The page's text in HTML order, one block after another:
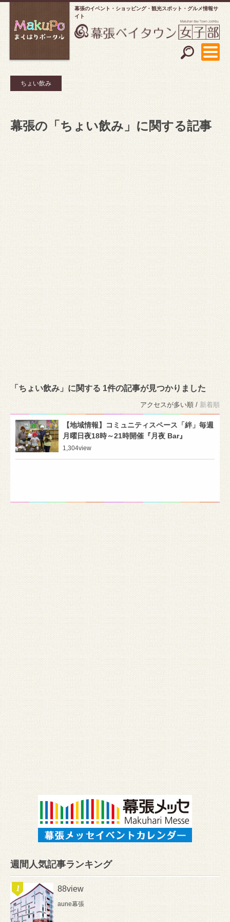
幕張のイベント・ショッピング
観光スポット・グルメ情報サ
イト
ちょい飲み
幕張の「ちょい飲み」に関する記事
「ちょい飲み」に関する 1件の記事が見つかりました
アクセスが多い順 / 新着順
【地域情報】コミュニティスペース「絆」毎週
月曜日夜18時～21時開催『月夜 Bar』
1,304view
週間人気記事ランキング
88view
aune幕張